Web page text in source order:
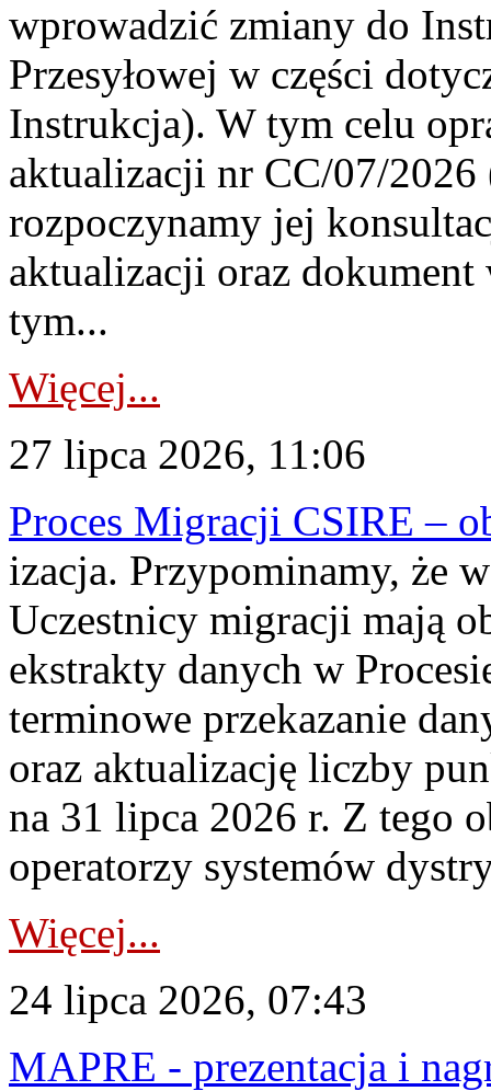
wprowadzić zmiany do
Przesyłowej w części
Instrukcja). W tym celu
aktualizacji nr CC/07/
rozpoczynamy jej
aktualizacji oraz
tym...
Więcej...
27 lipca 2026, 11:06
Proces Migracji CSIRE –
izacja. Przypominamy, że
Uczestnicy migracji mają
ekstrakty danych w
terminowe przekazanie
oraz aktualizację liczby
na 31 lipca 2026 r. Z tego
operatorzy systemów
Więcej...
24 lipca 2026, 07:43
MAPRE - prezentacja i